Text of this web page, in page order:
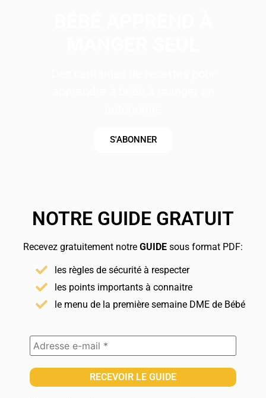
S'ABONNER
NOTRE GUIDE GRATUIT
Recevez gratuitement notre GUIDE sous format PDF:
les règles de sécurité à respecter
les points importants à connaitre
le menu de la première semaine DME de Bébé